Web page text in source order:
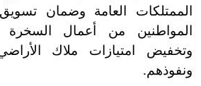
الممتلكات العامة وضمان
المواطنين من أعمال
وتخفيض امتيازات ملاك
ونفوذهم.